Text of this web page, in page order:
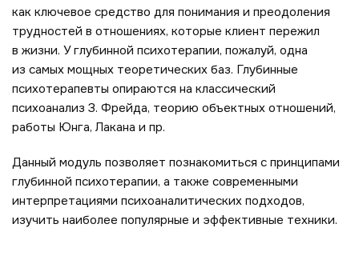
как ключевое средство для понимания и преодоления
трудностей в отношениях, которые клиент пережил
в жизни. У глубинной психотерапии, пожалуй, одна
из самых мощных теоретических баз. Глубинные
психотерапевты опираются на классический
психоанализ З. Фрейда, теорию объектных отношений,
работы Юнга, Лакана и пр.
Данный модуль позволяет познакомиться с принципами
глубинной психотерапии, а также современными
интерпретациями психоаналитических подходов,
изучить наиболее популярные и эффективные техники.